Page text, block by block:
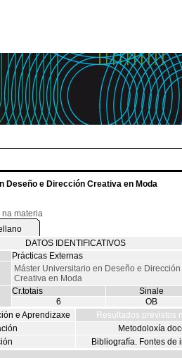
Deseño e Dirección Creativa en Moda
materia
DATOS IDENTIFICATIVOS
Prácticas Externas
Máster Universitario en Deseño e Dirección
Creativa en Moda
Cr.totais Sinale
6
OB
e Aprendizaxe
Resultados previstos
Metodoloxía
Bibliografía. Fontes de